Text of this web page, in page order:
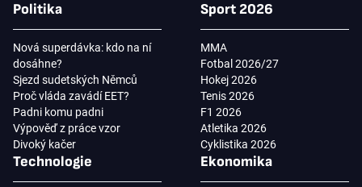
Politika
Nová superdávka: kdo na ní
dosáhne?
Sjezd sudetských Němců
Proč vláda zavádí EET?
Padni komu padni
Výpověď z práce vzor
Divoký kačer
Sport 2026
MMA
Fotbal 2026/27
Hokej 2026
Tenis 2026
F1 2026
Atletika 2026
Cyklistika 2026
Technologie Ekonomika